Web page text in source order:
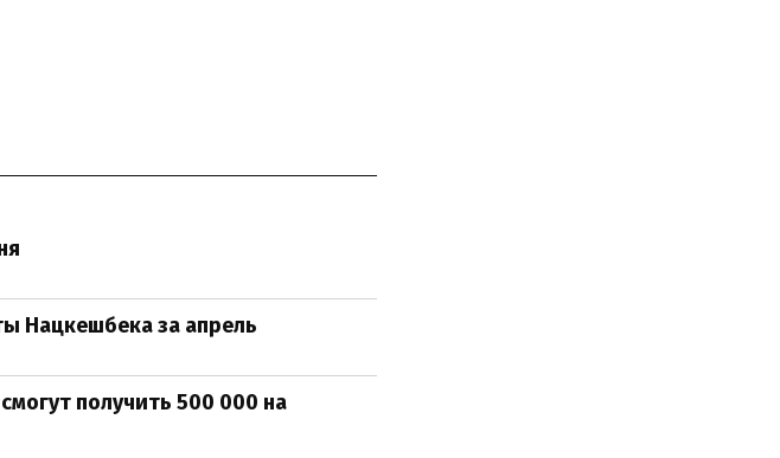
Нацкешбека за апрель
получить 500 000 на